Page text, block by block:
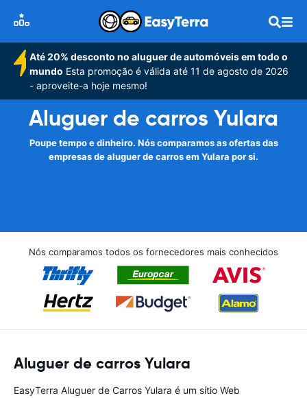
Até 20% desconto no aluguer de automóveis em todo o
mundo Esta promoção é válida até 11 de agosto de 2026
- aproveite-a hoje mesmo!
Aluguer de carros Yulara
Poupe tempo e dinheiro. Nós comparamos as ofertas das
empresas de aluguer de carros em Yulara por si.
Nós comparamos todos os fornecedores mais conhecidos
Aluguer de carros Yulara
EasyTerra Aluguer de Carros Yulara é um sítio Web